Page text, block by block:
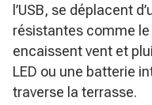
l’USB, se déplacent
résistantes comme
encaissent vent et
LED ou une batterie
traverse la terrasse.